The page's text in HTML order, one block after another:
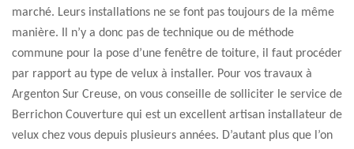
marché. Leurs installations ne se font pas toujours de la même
manière. Il n’y a donc pas de technique ou de méthode
commune pour la pose d’une fenêtre de toiture, il faut procéder
par rapport au type de velux à installer. Pour vos travaux à
Argenton Sur Creuse, on vous conseille de solliciter le service de
Berrichon Couverture qui est un excellent artisan installateur de
velux chez vous depuis plusieurs années. D’autant plus que l’on